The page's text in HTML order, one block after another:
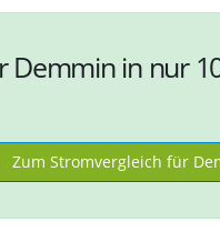
Demmin in nur
Zum Stromvergleich für